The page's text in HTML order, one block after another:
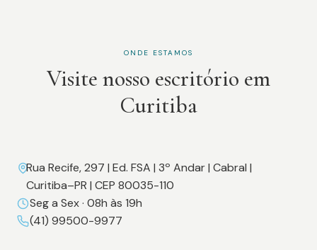
ONDE ESTAMOS
Visite nosso escritório em
Curitiba
Rua Recife, 297 | Ed. FSA | 3º Andar | Cabral |
Curitiba–PR | CEP 80035-110
Seg a Sex · 08h às 19h
(41) 99500-9977